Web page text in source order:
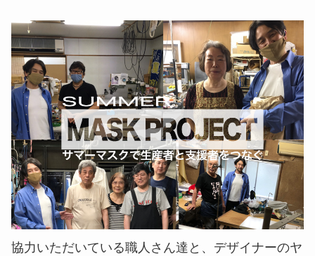
協力いただいている職人さん達と、デザイナーのヤ